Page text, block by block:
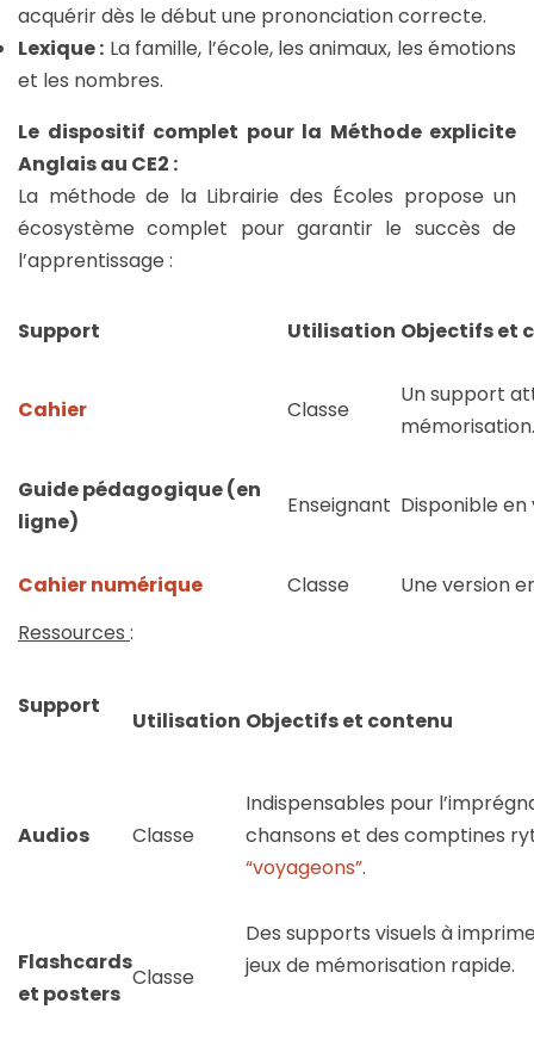
acquérir dès le début une prononciation correcte.
Lexique : La famille, l’école, les animaux, les émotions
et les nombres.
Le dispositif complet pour la Méthode explicite
Anglais au CE2 :
La méthode de la Librairie des Écoles propose un
écosystème complet pour garantir le succès de
l’apprentissage :
Support Utilisation Objectifs et
Cahier Classe
Un support
mémorisation.
Guide pédagogique (en
ligne)
Enseignant Disponible
Cahier numérique Classe
Une version
Ressources :
Support
Utilisation Objectifs et contenu
Audios Classe
Indispensables pour
chansons et des comptines
“voyageons”.
Flashcards
et posters
Classe
Des supports visuels à
jeux de mémorisation rapide.